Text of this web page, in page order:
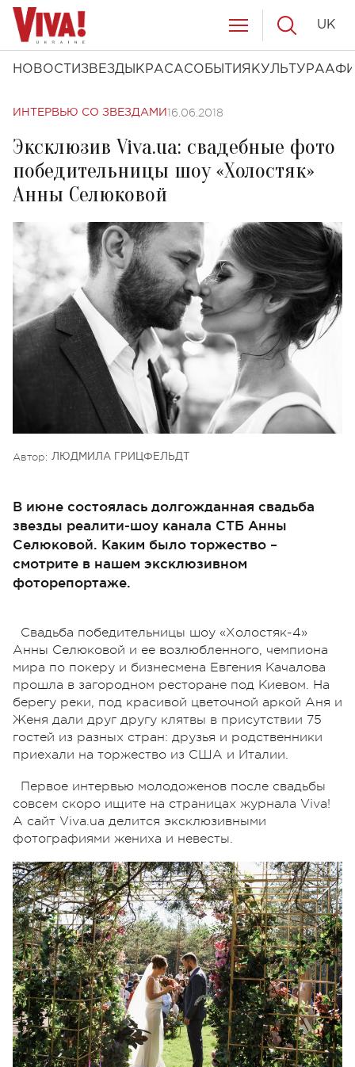
НОВОСТИ ЗВЕЗДЫ КРАСАСОБЫТИЯ КУЛЬТУРА
UK
ИНТЕРВЬЮ СО ЗВЕЗДАМИ 16.06.2018
Эксклюзив Viva.ua: свадебные фото
победительницы шоу «Холостяк»
Анны Селюковой
Автор: ЛЮДМИЛА ГРИЦФЕЛЬДТ
В июне состоялась долгожданная свадьба
звезды реалити-шоу канала СТБ Анны
Селюковой. Каким было торжество –
смотрите в нашем эксклюзивном
фоторепортаже.
Свадьба победительницы шоу «Холостяк-4»
Анны Селюковой и ее возлюбленного, чемпиона
мира по покеру и бизнесмена Евгения Качалова
прошла в загородном ресторане под Киевом. На
берегу реки, под красивой цветочной аркой Аня и
Женя дали друг другу клятвы в присутствии 75
гостей из разных стран: друзья и родственники
приехали на торжество из США и Италии.
Первое интервью молодоженов после свадьбы
совсем скоро ищите на страницах журнала Viva!
А сайт Viva.ua делится эксклюзивными
фотографиями жениха и невесты.